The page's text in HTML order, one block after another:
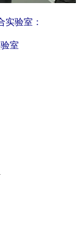
实验室：
室